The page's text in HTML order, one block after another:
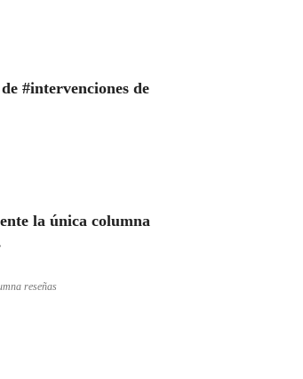
#intervenciones de
la única columna
reseñas